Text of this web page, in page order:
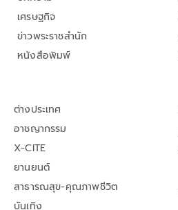
เศรษฐกิจ
ข่าวพระราชสำนัก
หนังสือพิมพ์
ต่างประเทศ
อาชญากรรม
X-CITE
ยานยนต์
สาธารณสุข-คุณภาพชีวิต
บันเทิง